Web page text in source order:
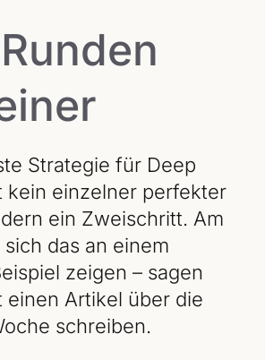
Strategie für Deep
kein einzelner perfekter
ein Zweischritt. Am
das an einem
zeigen – sagen
einen Artikel über die
schreiben.